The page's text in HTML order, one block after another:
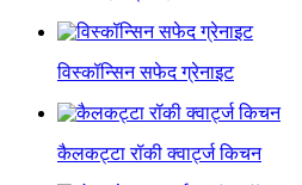
विस्कॉन्सिन सफेद ग्रेनाइट
कैलकट्टा रॉकी क्वार्ट्ज किचन